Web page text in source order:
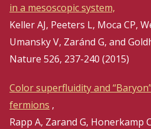
in a mesoscopic system,
Keller AJ, Peeters L, Moca CP,
Umansky V, Zaránd G, and
Nature 526, 237-240 (2015)
Color superfluidity and
fermions ,
Rapp A, Zarand G, Honerkamp